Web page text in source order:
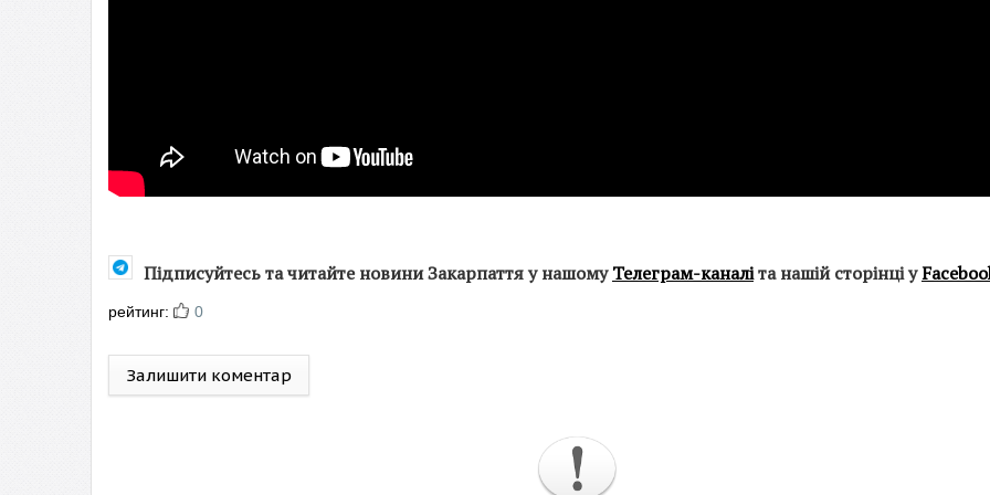
Підписуйтесь та читайте новини Закарпаття у нашомуТелеграм-каналіта нашій сторінці у
рейтинг: 0
Залишити коментар